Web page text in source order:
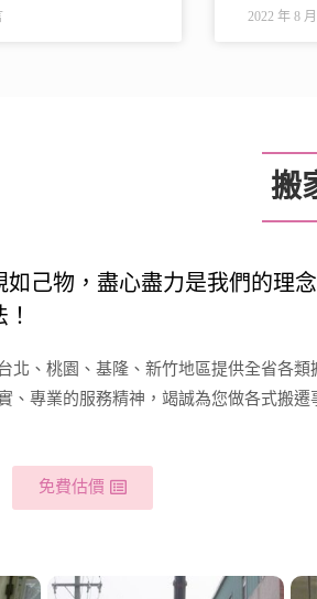
2022 年 8
搬
如己物，盡心盡力是我們的理
北、桃園、基隆、新竹地區提供全省各類
、專業的服務精神，竭誠為您做各式搬遷
免費估價